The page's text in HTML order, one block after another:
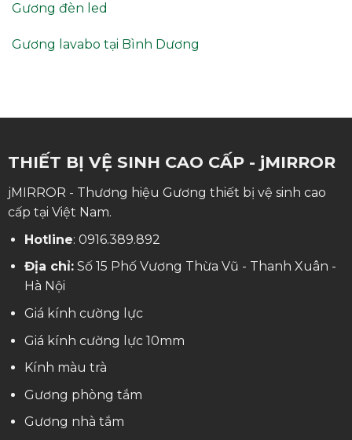
Gương đèn led
Gương lavabo tại Bình Dương
THIẾT BỊ VỆ SINH CAO CẤP - jMIRROR
jMIRROR - Thương hiệu Gương thiết bị vệ sinh cao
cấp tại Việt Nam.
Hotline: 0916.389.892
Địa chỉ:Số 15 Phố Vương Thừa Vũ - Thanh Xuân -
Hà Nội
Giá kính cường lực
Giá kính cường lực 10mm
Kính màu trà
Gương phòng tắm
Gương nhà tắm